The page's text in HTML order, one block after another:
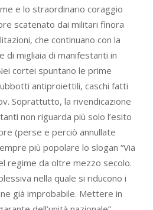
e lo straordinario coraggio
scatenato dai militari finora
che continuano con la
di migliaia di manifestanti in
cortei spuntano le prime
antiproiettili, caschi fatti
Soprattutto, la rivendicazione
non riguarda più solo l’esito
(perse e perciò annullate
più popolare lo slogan “Via
regime da oltre mezzo secolo.
nella quale si riducono i
già improbabile. Mettere in